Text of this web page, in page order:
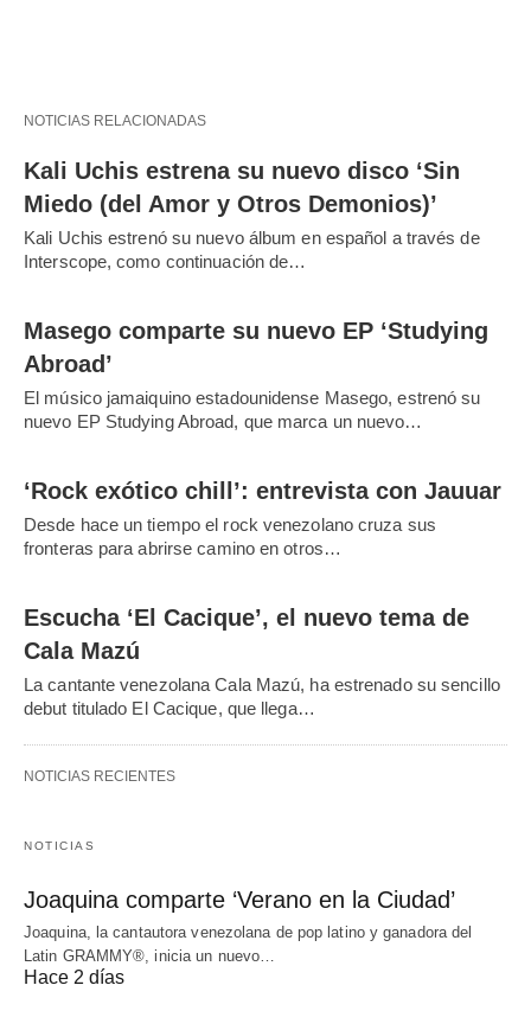
NOTICIAS RELACIONADAS
Kali Uchis estrena su nuevo disco ‘Sin
Miedo (del Amor y Otros Demonios)’
Kali Uchis estrenó su nuevo álbum en español a través de
Interscope, como continuación de…
Masego comparte su nuevo EP ‘Studying
Abroad’
El músico jamaiquino estadounidense Masego, estrenó su
nuevo EP Studying Abroad, que marca un nuevo…
‘Rock exótico chill’: entrevista con Jauuar
Desde hace un tiempo el rock venezolano cruza sus
fronteras para abrirse camino en otros…
Escucha ‘El Cacique’, el nuevo tema de
Cala Mazú
La cantante venezolana Cala Mazú, ha estrenado su sencillo
debut titulado El Cacique, que llega…
NOTICIAS RECIENTES
NOTICIAS
Joaquina comparte ‘Verano en la Ciudad’
Joaquina, la cantautora venezolana de pop latino y ganadora del
Latin GRAMMY®, inicia un nuevo…
Hace 2 días